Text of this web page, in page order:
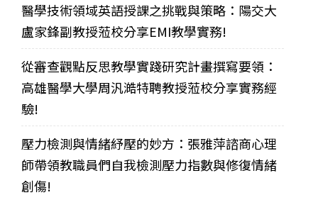
醫學技術領域英語授課之挑戰與策略：陽交大
盧家鋒副教授蒞校分享EMI教學實務!
從審查觀點反思教學實踐研究計畫撰寫要領：
高雄醫學大學周汎澔特聘教授蒞校分享實務經
驗!
壓力檢測與情緒紓壓的妙方：張雅萍諮商心理
師帶領教職員們自我檢測壓力指數與修復情緒
創傷!